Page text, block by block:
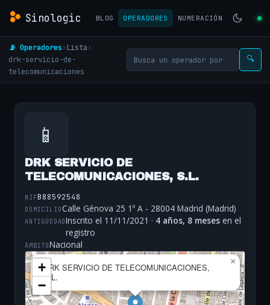
Sinologic BLOG OPERADORES NUMERACIÓN
📡 Operadores› Lista›
drk-servicio-de-
telecomunicaciones
🔍
📱
DRK SERVICIO DE
TELECOMUNICACIONES, S.L.
NIFB88592548
DOMICILIOCalle Génova 25 1º A - 28004 Madrid (Madrid)
ANTIGÜEDADInscrito el 11/11/2021 · 4 años, 8 meses en el
registro
ÁMBITONacional
DRK SERVICIO DE TELECOMUNICACIONES,
S.L.
×
+
−